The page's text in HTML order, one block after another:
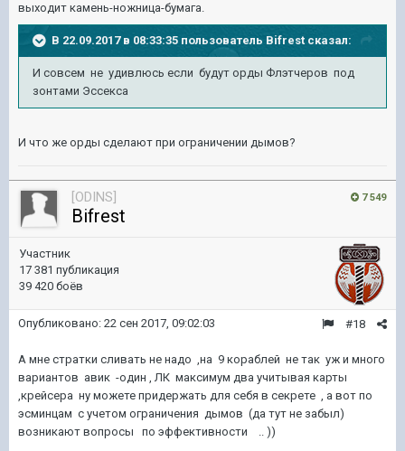
выходит камень-ножница-бумага.
В 22.09.2017 в 08:33:35 пользователь Bifrest сказал:
И совсем не удивлюсь если будут орды Флэтчеров под
зонтами Эссекса
И что же орды сделают при ограничении дымов?
7 549
[ODINS]
Bifrest
Участник
17 381 публикация
39 420 боёв
#18
Опубликовано: 22 сен 2017, 09:02:03
А мне стратки сливать не надо ,на 9 кораблей не так уж и много
вариантов авик -один , ЛК максимум два учитывая карты
,крейсера ну можете придержать для себя в секрете , а вот по
эсминцам с учетом ограничения дымов (да тут не забыл)
возникают вопросы по эффективности .. ))